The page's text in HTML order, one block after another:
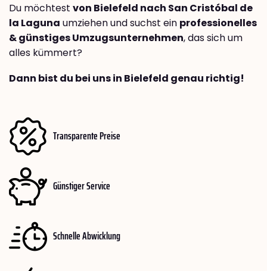
Du möchtest von Bielefeld nach San Cristóbal de
la Laguna umziehen und suchst ein professionelles
& günstiges Umzugsunternehmen, das sich um
alles kümmert?
Dann bist du bei uns in Bielefeld genau richtig!
Transparente Preise
Günstiger Service
Schnelle Abwicklung